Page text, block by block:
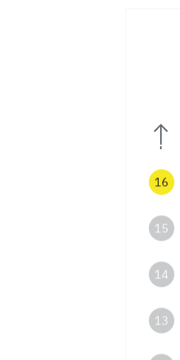
17
16
15
14
13